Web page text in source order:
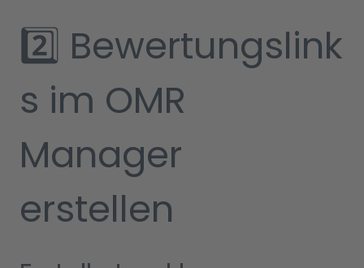
2️⃣ Bewertungslink
s im OMR
Manager
erstellen